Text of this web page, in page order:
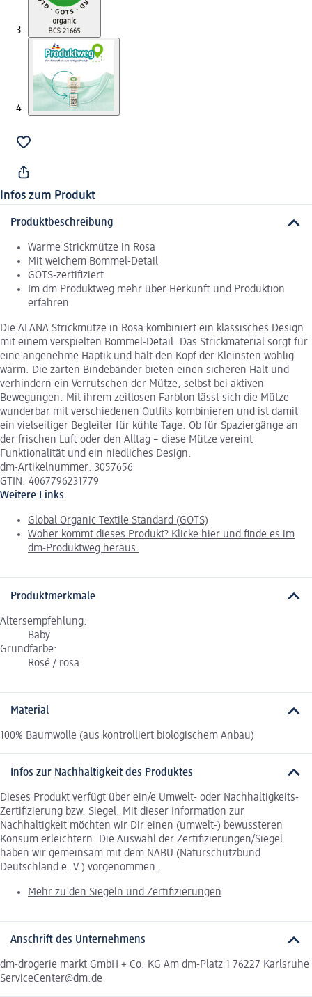
Infos zum Produkt
Produktbeschreibung
Warme Strickmütze in Rosa
Mit weichem Bommel-Detail
GOTS-zertifiziert
Im dm Produktweg mehr über Herkunft und Produktion
erfahren
Die ALANA Strickmütze in Rosa kombiniert ein klassisches Design
mit einem verspielten Bommel-Detail. Das Strickmaterial sorgt für
eine angenehme Haptik und hält den Kopf der Kleinsten wohlig
warm. Die zarten Bindebänder bieten einen sicheren Halt und
verhindern ein Verrutschen der Mütze, selbst bei aktiven
Bewegungen. Mit ihrem zeitlosen Farbton lässt sich die Mütze
wunderbar mit verschiedenen Outfits kombinieren und ist damit
ein vielseitiger Begleiter für kühle Tage. Ob für Spaziergänge an
der frischen Luft oder den Alltag – diese Mütze vereint
Funktionalität und ein niedliches Design.
dm-Artikelnummer: 3057656
GTIN: 4067796231779
Weitere Links
Global Organic Textile Standard (GOTS)
Woher kommt dieses Produkt? Klicke hier und finde es im
dm-Produktweg heraus.
Produktmerkmale
Altersempfehlung:
Baby
Grundfarbe:
Rosé / rosa
Material
100% Baumwolle (aus kontrolliert biologischem Anbau)
Infos zur Nachhaltigkeit des Produktes
Dieses Produkt verfügt über ein/e Umwelt- oder Nachhaltigkeits-
Zertifizierung bzw. Siegel. Mit dieser Information zur
Nachhaltigkeit möchten wir Dir einen (umwelt-) bewussteren
Konsum erleichtern. Die Auswahl der Zertifizierungen/Siegel
haben wir gemeinsam mit dem NABU (Naturschutzbund
Deutschland e. V.) vorgenommen.
Mehr zu den Siegeln und Zertifizierungen
Anschrift des Unternehmens
dm-drogerie markt GmbH + Co. KG Am dm-Platz 1 76227 Karlsruhe
ServiceCenter@dm.de